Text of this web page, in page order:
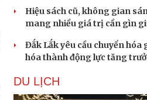
Hiệu sách cũ, không gian
mang nhiều giá trị cần gìn
Đắk Lắk yêu cầu chuyển hóa
hóa thành động lực tăng
DU LỊCH